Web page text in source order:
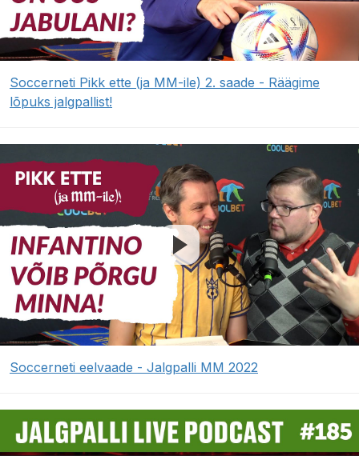
Soccerneti Pikk ette (ja MM-ile) 2. saade - Räägime
lõpuks jalgpallist!
Soccerneti eelvaade - Jalgpalli MM 2022